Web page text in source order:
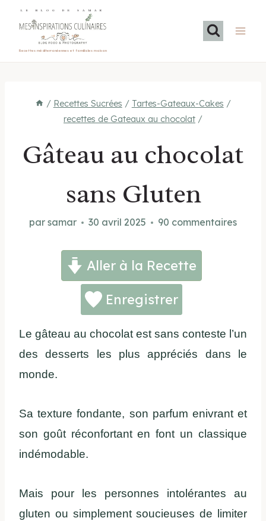
LE BLOG DE SAMAR
Recettes méditerranéennes et familiales maison
/ Recettes Sucrées / Tartes-Gateaux-Cakes /
recettes de Gateaux au chocolat /
Gâteau au chocolat
sans Gluten
par samar 30 avril 2025 90 commentaires
Aller à la Recette
Enregistrer
Le gâteau au chocolat est sans conteste l’un
des desserts les plus appréciés dans le
monde.
Sa texture fondante, son parfum enivrant et
son goût réconfortant en font un classique
indémodable.
Mais pour les personnes intolérantes au
gluten ou simplement soucieuses de limiter